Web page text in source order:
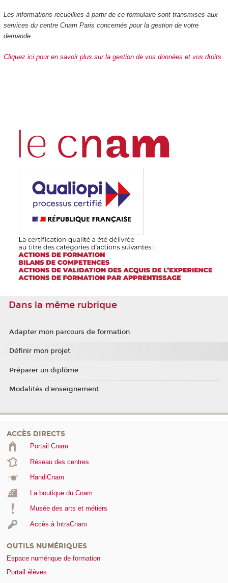
Les informations recueillies à partir de ce formulaire sont transmises aux
services du centre Cnam Paris concernés pour la gestion de votre
demande.
Cliquez ici pour en savoir plus sur la gestion de vos données et vos droits.
Dans la même rubrique
Adapter mon parcours de formation
Définir mon projet
Préparer un diplôme
Modalités d'enseignement
ACCÈS DIRECTS
Portail Cnam
Réseau des centres
HandiCnam
La boutique du Cnam
Musée des arts et métiers
Accès à IntraCnam
OUTILS NUMÉRIQUES
Espace numérique de formation
Portail élèves